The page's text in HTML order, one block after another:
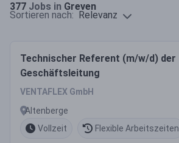
377 Jobs in Greven
Sortieren nach: Relevanz
Technischer Referent (m/w/d) der
Geschäftsleitung
VENTAFLEX GmbH
Altenberge
Vollzeit
Flexible Arbeitszeiten